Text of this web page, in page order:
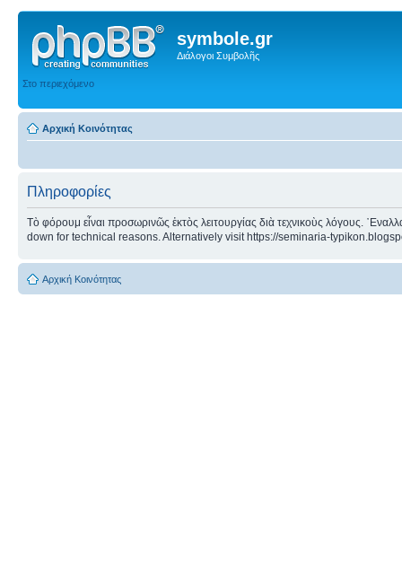
symbole.gr
Διάλογοι Συμβολῆς
Στο περιεχόμενο
Αρχική Κοινότητας
Πληροφορίες
Τὸ φόρουμ εἶναι προσωρινῶς ἐκτὸς λειτουργίας διὰ τεχνικοὺς λόγους.
down for technical reasons. Alternatively visit https://seminaria-
Αρχική Κοινότητας